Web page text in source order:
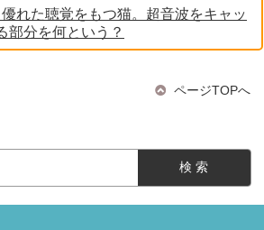
れた聴覚をもつ猫。超音波をキャッ
部分を何という？
ページTOPへ